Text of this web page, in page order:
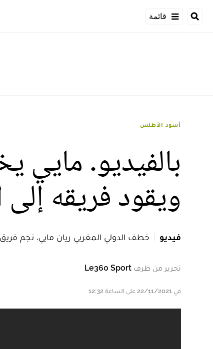
قائمة
أسود الأطلس
بالفيديو. مايي
ويقود فريقه إلى
فيديو خطف الدولي المغربي ريان مايي، نجم
تحرير من طرف Le360 Sport
في 22/11/2021 على الساعة 12:32